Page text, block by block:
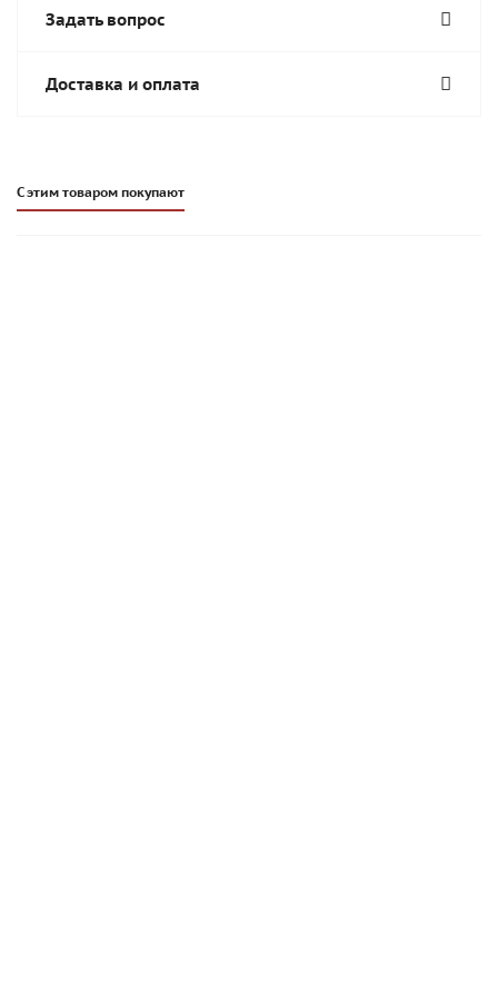
Задать вопрос
Доставка и оплата
С этим товаром покупают